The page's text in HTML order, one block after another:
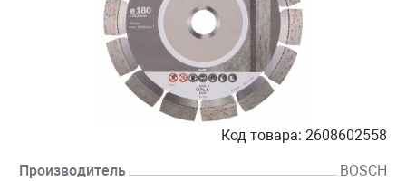
Код товара: 2608602558
Производитель BOSCH